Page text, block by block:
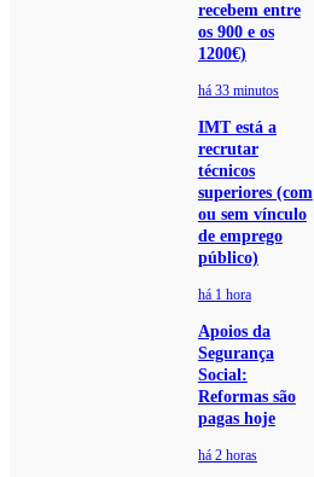
recebem entre
os 900 e os
1200€)
há 33 minutos
IMT está a
recrutar
técnicos
superiores (com
ou sem vínculo
de emprego
público)
há 1 hora
Apoios da
Segurança
Social:
Reformas são
pagas hoje
há 2 horas